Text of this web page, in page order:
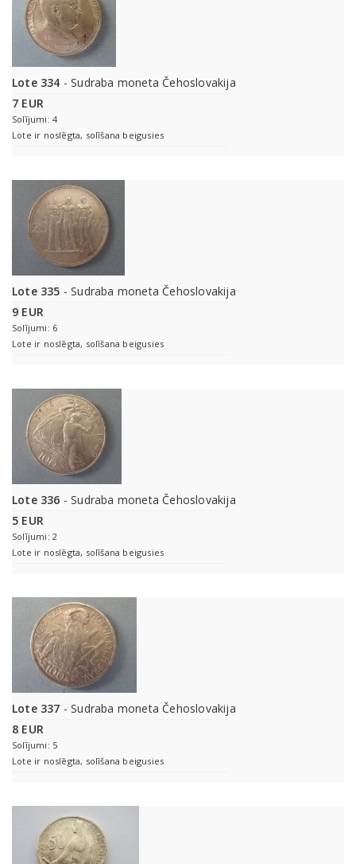
Lote 334 - Sudraba moneta Čehoslovakija
7 EUR
Solījumi: 4
Lote ir noslēgta, solīšana beigusies
Lote 335 - Sudraba moneta Čehoslovakija
9 EUR
Solījumi: 6
Lote ir noslēgta, solīšana beigusies
Lote 336 - Sudraba moneta Čehoslovakija
5 EUR
Solījumi: 2
Lote ir noslēgta, solīšana beigusies
Lote 337 - Sudraba moneta Čehoslovakija
8 EUR
Solījumi: 5
Lote ir noslēgta, solīšana beigusies